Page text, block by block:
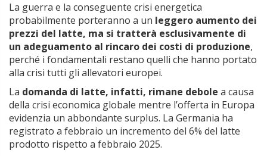
La guerra e la conseguente crisi energetica
probabilmente porteranno a un leggero aumento dei
prezzi del latte, ma si tratterà esclusivamente di
un adeguamento al rincaro dei costi di produzione,
perché i fondamentali restano quelli che hanno portato
alla crisi tutti gli allevatori europei.
La domanda di latte, infatti, rimane debole a causa
della crisi economica globale mentre l’offerta in Europa
evidenzia un abbondante surplus. La Germania ha
registrato a febbraio un incremento del 6% del latte
prodotto rispetto a febbraio 2025.